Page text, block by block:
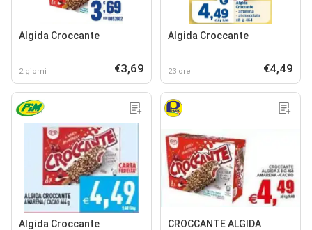
Algida Croccante
2 giorni €3,69
Algida Croccante
23 ore €4,49
Algida Croccante CROCCANTE ALGIDA